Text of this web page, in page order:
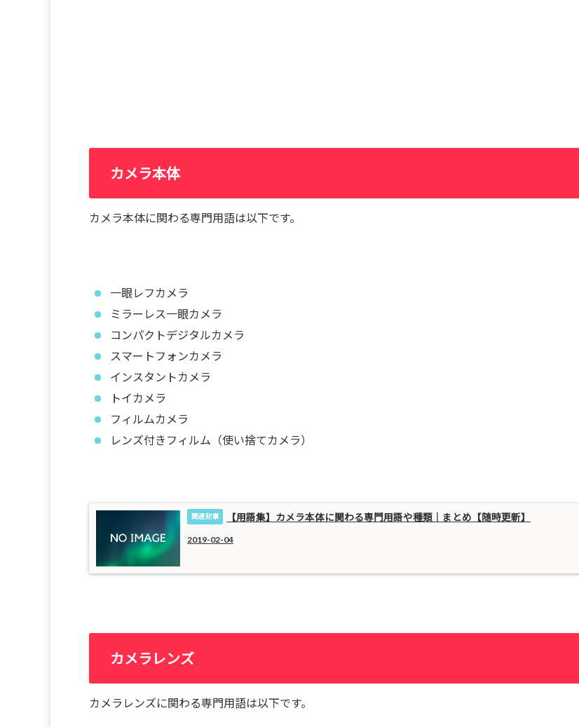
カメラ本体
カメラ本体に関わる専門用語は以下です。
一眼レフカメラ
ミラーレス一眼カメラ
コンパクトデジタルカメラ
スマートフォンカメラ
インスタントカメラ
トイカメラ
フィルムカメラ
レンズ付きフィルム（使い捨てカメラ）
【用語集】カメラ本体に関わる専門用語や種類｜まとめ【随時更新】
2019-02-04
カメラレンズ
カメラレンズに関わる専門用語は以下です。